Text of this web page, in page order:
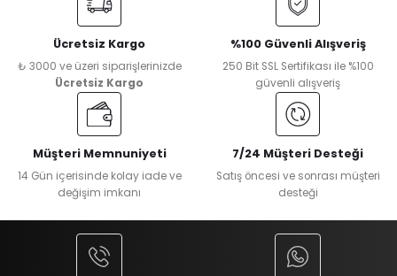
Ücretsiz Kargo
₺ 3000 ve üzeri siparişlerinizde
Ücretsiz Kargo
%100 Güvenli Alışveriş
250 Bit SSL Sertifikası ile %100
güvenli alışveriş
Müşteri Memnuniyeti
14 Gün içerisinde kolay iade ve
değişim imkanı
7/24 Müşteri Desteği
Satış öncesi ve sonrası müşteri
desteği